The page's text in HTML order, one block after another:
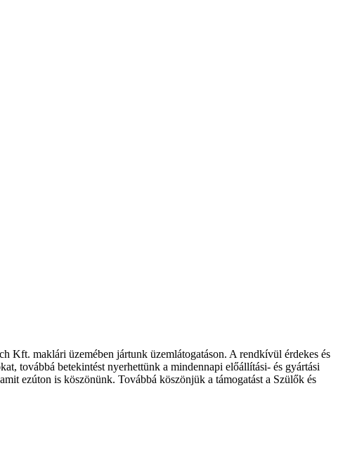
Kft. maklári üzemében jártunk üzemlátogatáson. A rendkívül érdekes és
továbbá betekintést nyerhettünk a mindennapi előállítási- és gyártási
ezúton is köszönünk. Továbbá köszönjük a támogatást a Szülők és